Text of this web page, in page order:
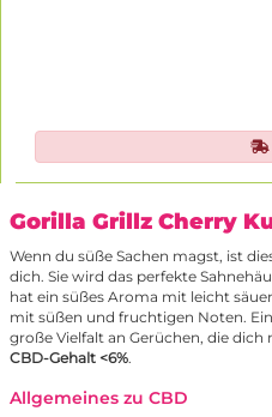
Gorilla Grillz Cherry
Wenn du süße Sachen magst, ist
dich. Sie wird das perfekte
hat ein süßes Aroma mit leicht
mit süßen und fruchtigen Noten.
große Vielfalt an Gerüchen, die
CBD-Gehalt <6%.
Allgemeines zu CBD